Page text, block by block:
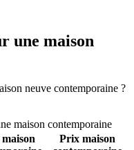
une maison
neuve contemporaine ?
maison contemporaine
Prix maison